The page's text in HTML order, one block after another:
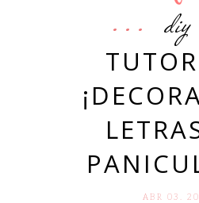
diy
ABR 03.